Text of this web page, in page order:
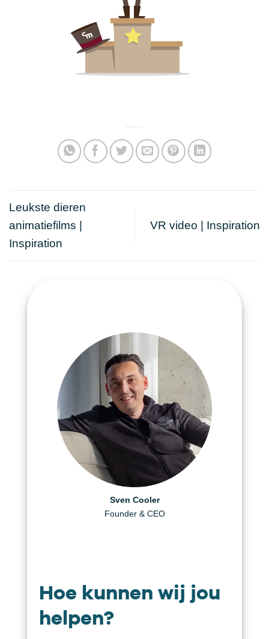
Leukste dieren
animatiefilms |
Inspiration
VR video | Inspiration
Sven Cooler
Founder & CEO
Helen Berger
Creative Producer
Daniël Visscher
Art Director
Hoe kunnen wij jou
helpen?